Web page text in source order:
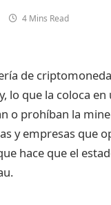
4 Mins Read
de
lo que la coloca
o prohíban la
y empresas que
hace que el